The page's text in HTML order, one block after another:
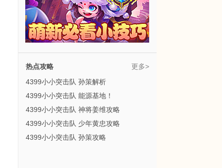
热点攻略
更多>
4399小小突击队 孙策解析
4399小小突击队 能源基地！
4399小小突击队 神将姜维攻略
4399小小突击队 少年黄忠攻略
4399小小突击队 孙策攻略